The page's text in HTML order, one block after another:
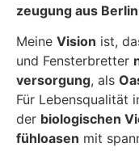
zeu­gung aus
Mei­ne Visi­on ist,
und Fens­ter­bret­ter
ver­sor­gung, als
Für Lebens­qua­li­tät
der bio­lo­gi­schen
fühl­oa­sen mit